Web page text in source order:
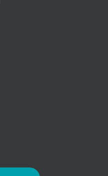
V7.1.0
V4.8.1